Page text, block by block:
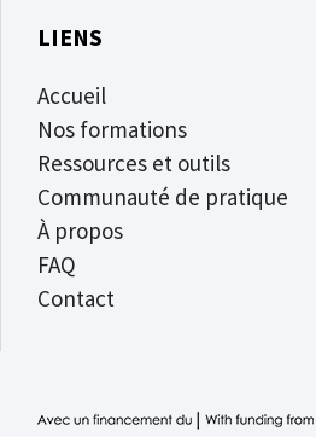
LIENS
Accueil
Nos formations
Ressources et outils
Communauté de pratique
À propos
FAQ
Contact